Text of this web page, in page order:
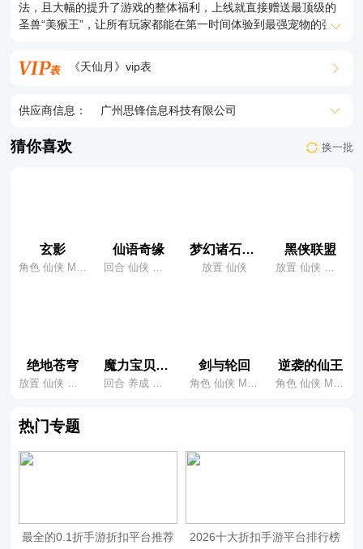
★神话飞升，神话技能再飞升，更多新套路新组合，再现回合制
怀旧又破解体验再加倍
★充值3000-4999元返130%
注：返利货币为莲玉
月卡是否算VIP经验：无VIP系统
法，且大幅的提升了游戏的整体福利，上线就直接赠送最顶级的
圣兽“美猴王”，让所有玩家都能在第一时间体验到最强宠物的强力
购买项都可以直接消费购买，大把的花钱，畅快的体验，所有获
取都变的不再困难，更有高爆8倍奖励获取，曾经难以获得的奖
《天仙月》vip表
供应商信息： 广州思锋信息科技有限公司
猜你喜欢 换一批
玄影
角色 仙侠 MMO
仙语奇缘
回合 仙侠 养成
梦幻诸石官方版
放置 仙侠
黑侠联盟
放置 仙侠 养成
绝地苍穹
放置 仙侠 挂机
魔力宝贝归来
回合 养成 休闲
剑与轮回
角色 仙侠 MMO
逆袭的仙王
角色 仙侠 MMO
热门专题
最全的0.1折手游折扣平台推荐 2026十大折扣手游平台排行榜